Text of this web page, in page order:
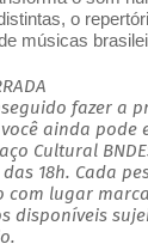
o
músicas
fazer a
ainda pode
Cultural
18h. Cada
com lugar
disponíveis